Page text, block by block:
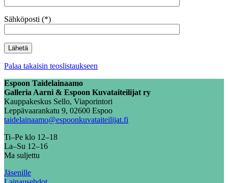
Sähköposti (*)
Palaa takaisin teoslistaukseen
Espoon Taidelainaamo
Galleria Aarni & Espoon Kuvataiteilijat ry
Kauppakeskus Sello, Viaporintori
Leppävaarankatu 9, 02600 Espoo
taidelainaamo@espoonkuvataiteilijat.fi
Ti–Pe klo 12–18
La–Su 12–16
Ma suljettu
Jäsenille